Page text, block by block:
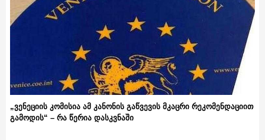
„ვენეციის კომისია ამ კანონის გაწვევის მკაცრი რეკომენდაციით
გამოდის“ – რა წერია დასკვნაში